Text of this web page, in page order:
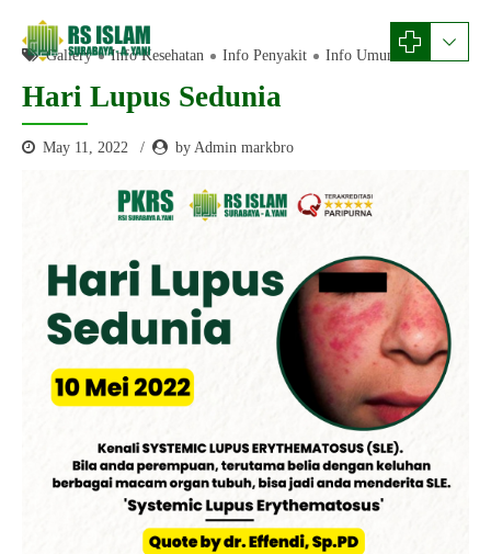
Gallery Info Kesehatan Info Penyakit Info Umum
Hari Lupus Sedunia
May 11, 2022 by Admin markbro